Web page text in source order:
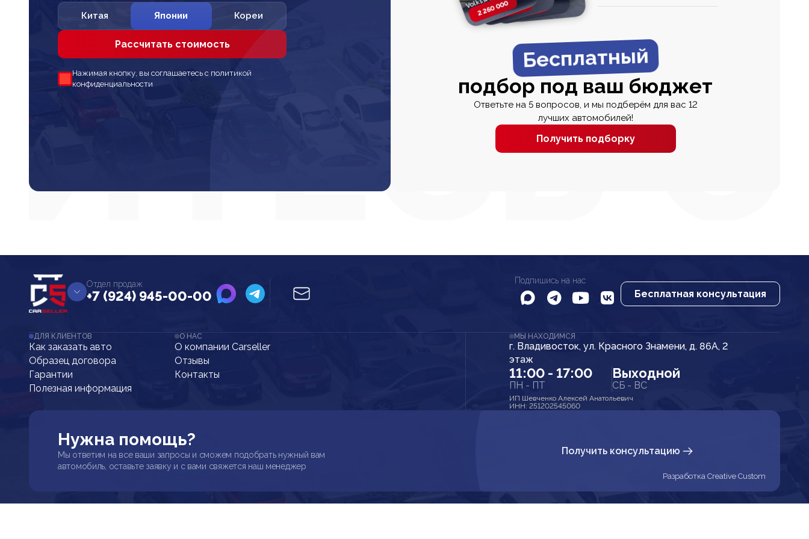
Китая Японии Кореи
Рассчитать стоимость
Нажимая кнопку, вы соглашаетесь с политикой
конфиденциальности
2 260 0002 820 000
2 820 0002 670 000
Бесплатный
подбор под ваш бюджет
Ответьте на 5 вопросов, и мы подберём для вас 12
лучших автомобилей!
Получить подборку
Отдел продаж
+7 (924) 945-00-00
Подпишись на нас
Бесплатная консультация
ДЛЯ КЛИЕНТОВ
Как заказать авто
Образец договора
Гарантии
Полезная информация
О НАС
О компании Carseller
Отзывы
Контакты
МЫ НАХОДИМСЯ
г. Владивосток, ул. Красного Знамени, д. 86А, 2
этаж
11:00 - 17:00
ПН - ПТ
Выходной
СБ - ВС
ИП Шевченко Алексей Анатольевич
ИНН: 251202545060
Нужна помощь?
Мы ответим на все ваши запросы и сможем подобрать нужный вам
автомобиль, оставьте заявку и с вами свяжется наш менеджер
Получить консультацию
Разработка Creative Custom